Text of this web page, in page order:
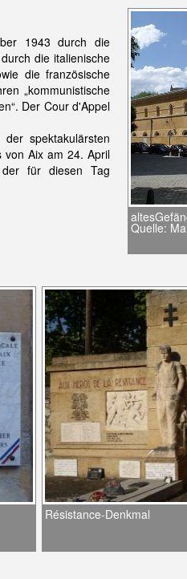
Quelle:
1943 durch die
durch die italienische
die französische
„kommunistische
Der Cour d'Appel
spektakulärsten
von Aix am 24. April
der für diesen Tag
Résistance-Denkmal